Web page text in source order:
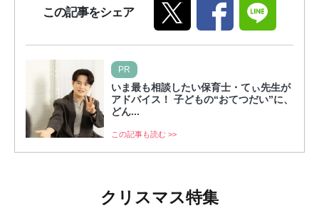
この記事をシェア
PR
いま最も相談したい保育士・てぃ先生が
アドバイス！ 子どもの“おてつだい”に、
どん...
この記事も読む >>
クリスマス特集